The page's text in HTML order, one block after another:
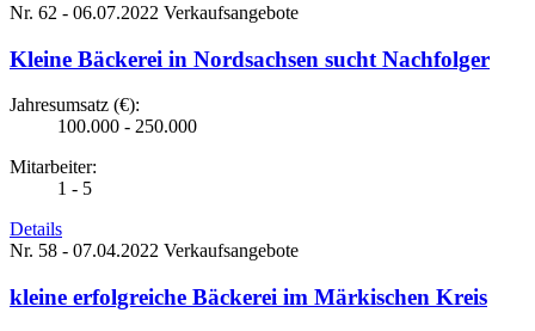
Nr. 62 - 06.07.2022 Verkaufsangebote
Kleine Bäckerei in Nordsachsen sucht Nachfolger
Jahresumsatz (€):
100.000 - 250.000
Mitarbeiter:
1 - 5
Details
Nr. 58 - 07.04.2022 Verkaufsangebote
kleine erfolgreiche Bäckerei im Märkischen Kreis